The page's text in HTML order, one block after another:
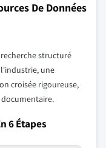
De Données
structuré
l'industrie, une
croisée rigoureuse,
6 Étapes